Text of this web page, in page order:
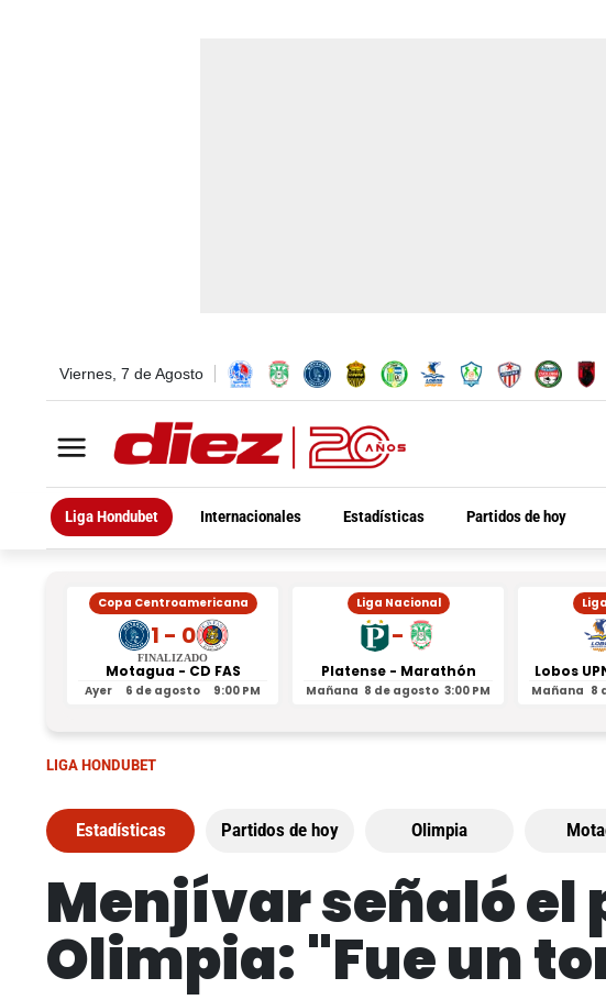
Viernes, 7 de Agosto
Liga Hondubet Internacionales Estadísticas Partidos de hoy
Copa Centroamericana
1 - 0
FINALIZADO
Motagua - CD FAS
Ayer 6 de agosto 9:00 PM
Liga Nacional
-
Platense - Marathón
Mañana 8 de agosto 3:00 PM
Lobos
Mañana 8
LIGA HONDUBET
Estadísticas Partidos de hoy Olimpia
Menjívar señaló el
Olimpia: "Fue un